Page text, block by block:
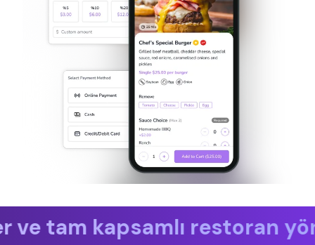
restoran yönetimi